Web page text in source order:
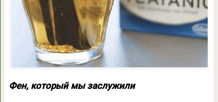
Фен, который мы заслужили